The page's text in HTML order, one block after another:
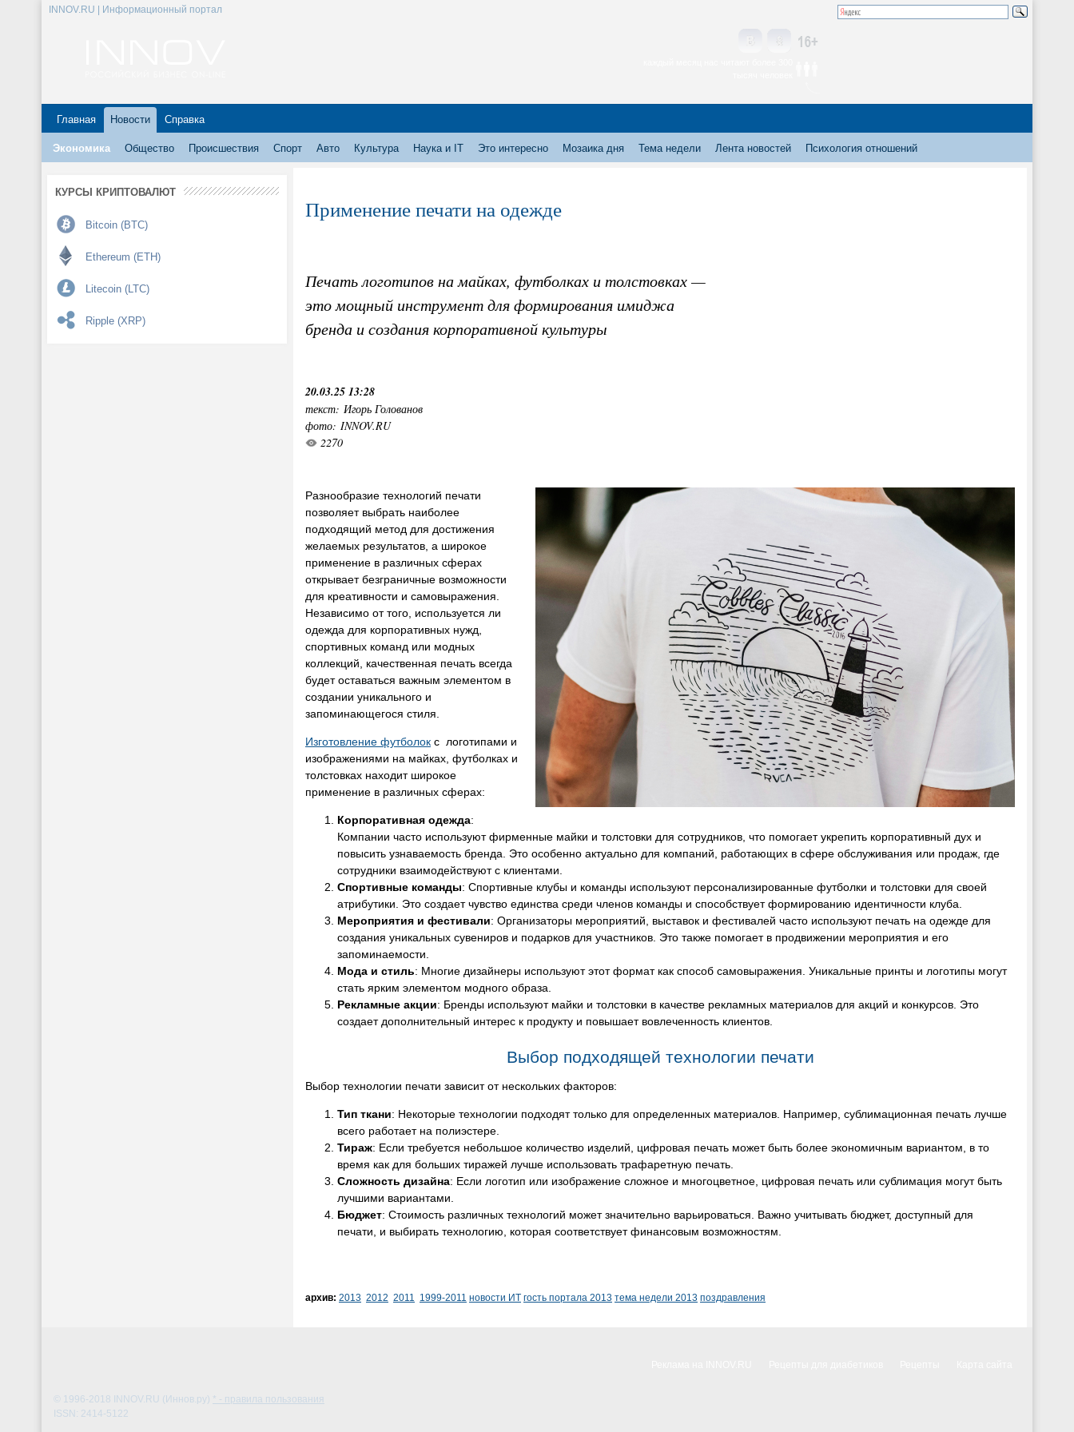
INNOV.RU | Информационный портал
Главная Новости Справка
Экономика Общество Происшествия Спорт Авто Культура Наука и IT Это интересно Мозаика дня Тема недели Лента новостей Психология отношений
КУРСЫ КРИПТОВАЛЮТ
Bitcoin (BTC)
Ethereum (ETH)
Litecoin (LTC)
Ripple (XRP)
Применение печати на одежде
Печать логотипов на майках, футболках и толстовках —
это мощный инструмент для формирования имиджа
бренда и создания корпоративной культуры
20.03.25 13:28
текст: Игорь Голованов
фото: INNOV.RU
2270
Разнообразие технологий печати
позволяет выбрать наиболее
подходящий метод для достижения
желаемых результатов, а широкое
применение в различных сферах
открывает безграничные возможности
для креативности и самовыражения.
Независимо от того, используется ли
одежда для корпоративных нужд,
спортивных команд или модных
коллекций, качественная печать всегда
будет оставаться важным элементом в
создании уникального и
запоминающегося стиля.
Изготовление футболок с логотипами и
изображениями на майках, футболках и
толстовках находит широкое
применение в различных сферах:
Корпоративная одежда:
Компании часто используют фирменные майки и толстовки для сотрудников, что помогает укрепить корпоративный дух и
повысить узнаваемость бренда. Это особенно актуально для компаний, работающих в сфере обслуживания или продаж, где
сотрудники взаимодействуют с клиентами.
Спортивные команды: Спортивные клубы и команды используют персонализированные футболки и толстовки для своей
атрибутики. Это создает чувство единства среди членов команды и способствует формированию идентичности клуба.
Мероприятия и фестивали: Организаторы мероприятий, выставок и фестивалей часто используют печать на одежде для
создания уникальных сувениров и подарков для участников. Это также помогает в продвижении мероприятия и его
запоминаемости.
Мода и стиль: Многие дизайнеры используют этот формат как способ самовыражения. Уникальные принты и логотипы могут
стать ярким элементом модного образа.
Рекламные акции: Бренды используют майки и толстовки в качестве рекламных материалов для акций и конкурсов. Это
создает дополнительный интерес к продукту и повышает вовлеченность клиентов.
Выбор подходящей технологии печати
Выбор технологии печати зависит от нескольких факторов:
Тип ткани: Некоторые технологии подходят только для определенных материалов. Например, сублимационная печать лучше
всего работает на полиэстере.
Тираж: Если требуется небольшое количество изделий, цифровая печать может быть более экономичным вариантом, в то
время как для больших тиражей лучше использовать трафаретную печать.
Сложность дизайна: Если логотип или изображение сложное и многоцветное, цифровая печать или сублимация могут быть
лучшими вариантами.
Бюджет: Стоимость различных технологий может значительно варьироваться. Важно учитывать бюджет, доступный для
печати, и выбирать технологию, которая соответствует финансовым возможностям.
архив: 2013 2012 2011 1999-2011 новости ИТ гость портала 2013 тема недели 2013 поздравления
© 1996-2018 INNOV.RU (Иннов.ру) * - правила пользования
ISSN: 2414-5122